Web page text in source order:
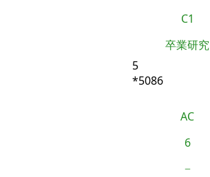
C1
卒業研究
5
*5086
AC
6
−